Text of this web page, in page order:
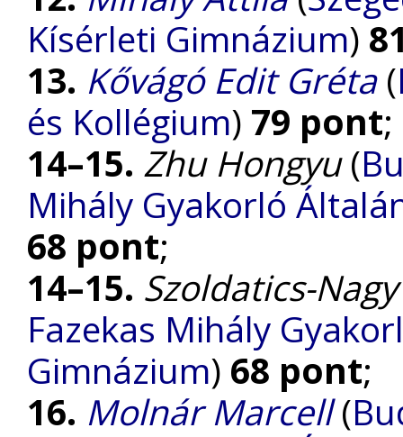
Kísérleti Gimnázium)
13. Kővágó Edit Gréta(
és Kollégium) 79 pont;
14–15. Zhu Hongyu(
Mihály Gyakorló
68 pont;
14–15. Szoldatics-
Fazekas Mihály
Gimnázium) 68 pont;
16. Molnár Marcell(